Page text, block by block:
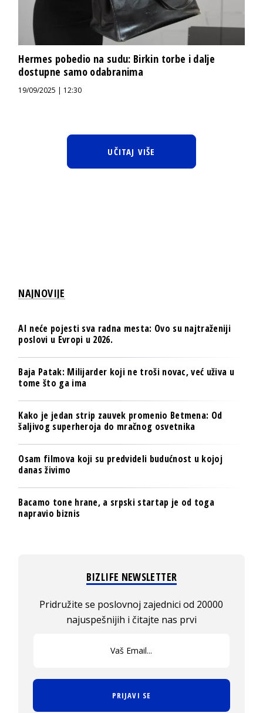
Hermes pobedio na sudu: Birkin torbe i dalje
dostupne samo odabranima
19/09/2025 | 12:30
UČITAJ VIŠE
NAJNOVIJE
AI neće pojesti sva radna mesta: Ovo su najtraženiji
poslovi u Evropi u 2026.
Baja Patak: Milijarder koji ne troši novac, već uživa u
tome što ga ima
Kako je jedan strip zauvek promenio Betmena: Od
šaljivog superheroja do mračnog osvetnika
Osam filmova koji su predvideli budućnost u kojoj
danas živimo
Bacamo tone hrane, a srpski startap je od toga
napravio biznis
BIZLIFE NEWSLETTER
Pridružite se poslovnoj zajednici od 20000
najuspešnijih i čitajte nas prvi
PRIJAVI SE